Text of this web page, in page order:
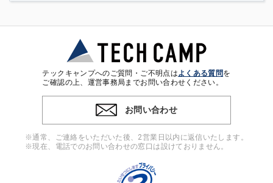
・個人(法人の場合は担当者)を識別できない形式に加工した統
計情報の作成および利用
※上記の利用目的に基づいた本人への連絡及び配信について
4. 個人情報の第三者提供
ンをとるために、氏名等の一部の情報をサービス内で使用する
チャットツールで発信することにより、本サービスの他の利用
者等に提供することがあります。
テックキャンプへのご質問・ご不明点はよくある質問を
ご確認の上、運営事務局までお問い合わせください。
お問い合わせ
※通常、ご連絡をいただいた後、2営業日以内に返信いたします。
※現在、電話でのお問い合わせの窓口は設けておりません。